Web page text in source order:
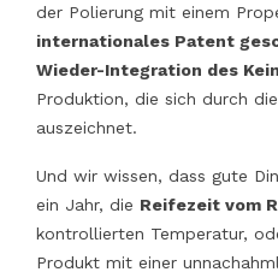
der Polierung mit einem
internationales Patent
Wieder-Integration des
Produktion, die sich durch die
auszeichnet.
Und wir wissen, dass gute
ein Jahr, die Reifezeit vom
kontrollierten Temperatur,
Produkt mit einer